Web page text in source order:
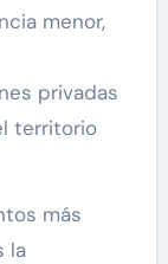
menor,
privadas
territorio
más
la